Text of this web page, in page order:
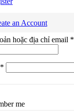
an Account
hoặc địa chỉ email *
*
buộc
me